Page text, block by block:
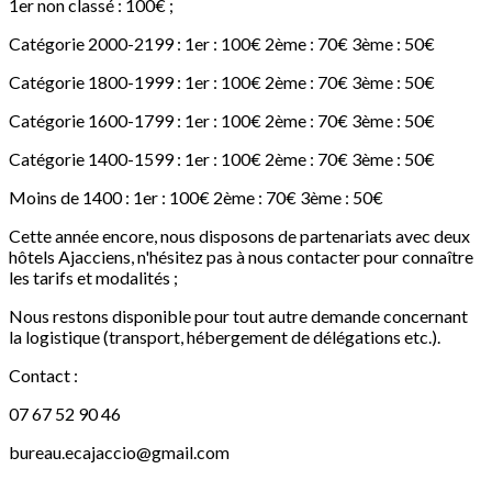
1er non classé : 100€ ;
Catégorie 2000-2199 : 1er : 100€ 2ème : 70€ 3ème : 50€
Catégorie 1800-1999 : 1er : 100€ 2ème : 70€ 3ème : 50€
Catégorie 1600-1799 : 1er : 100€ 2ème : 70€ 3ème : 50€
Catégorie 1400-1599 : 1er : 100€ 2ème : 70€ 3ème : 50€
Moins de 1400 : 1er : 100€ 2ème : 70€ 3ème : 50€
Cette année encore, nous disposons de partenariats avec deux
hôtels Ajacciens, n'hésitez pas à nous contacter pour connaître
les tarifs et modalités ;
Nous restons disponible pour tout autre demande concernant
la logistique (transport, hébergement de délégations etc.).
Contact :
07 67 52 90 46
bureau.ecajaccio@gmail.com